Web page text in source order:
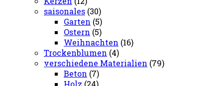
saisonales (30)
Garten (5)
Ostern (5)
Weihnachten (16)
Trockenblumen (4)
verschiedene Materialien (79)
Beton (7)
Holz (24)